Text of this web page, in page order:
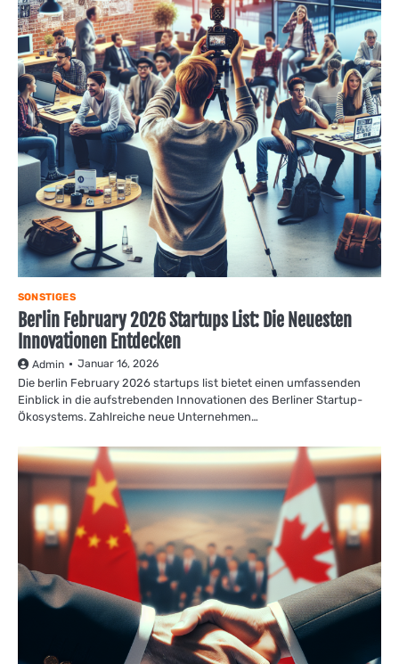
SONSTIGES
Berlin February 2026 Startups List: Die Neuesten
Innovationen Entdecken
Admin Januar 16, 2026
Die berlin February 2026 startups list bietet einen umfassenden
Einblick in die aufstrebenden Innovationen des Berliner Startup-
Ökosystems. Zahlreiche neue Unternehmen…